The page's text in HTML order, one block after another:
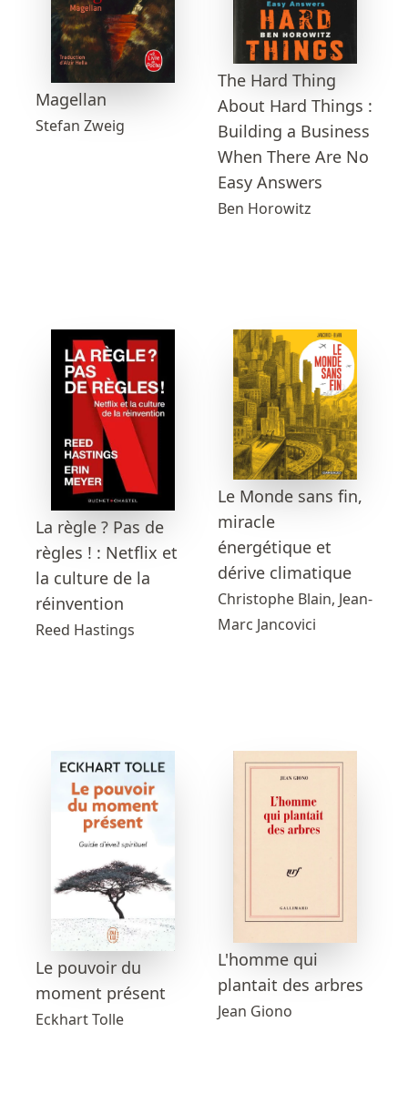
Magellan
Stefan Zweig
The Hard Thing
About Hard Things :
Building a Business
When There Are No
Easy Answers
Ben Horowitz
La règle ? Pas de
règles ! : Netflix et
la culture de la
réinvention
Reed Hastings
Le Monde sans fin,
miracle
énergétique et
dérive climatique
Christophe Blain, Jean-
Marc Jancovici
Le pouvoir du
moment présent
Eckhart Tolle
L'homme qui
plantait des arbres
Jean Giono